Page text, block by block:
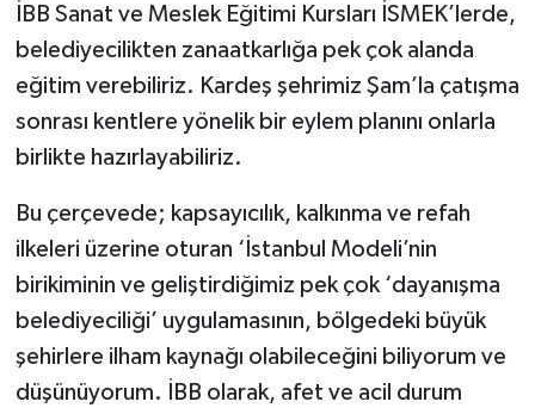
İBB Sanat ve Meslek Eğitimi Kursları İSMEK’lerde,
belediyecilikten zanaatkarlığa pek çok alanda
eğitim verebiliriz. Kardeş şehrimiz Şam’la çatışma
sonrası kentlere yönelik bir eylem planını onlarla
birlikte hazırlayabiliriz.
Bu çerçevede; kapsayıcılık, kalkınma ve refah
ilkeleri üzerine oturan ‘İstanbul Modeli’nin
birikiminin ve geliştirdiğimiz pek çok ‘dayanışma
belediyeciliği’ uygulamasının, bölgedeki büyük
şehirlere ilham kaynağı olabileceğini biliyorum ve
düşünüyorum. İBB olarak, afet ve acil durum